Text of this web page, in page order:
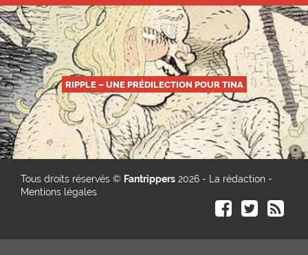
RIPPLE – UNE PRÉDILECTION POUR TINA
Tous droits réservés © Fantrippers 2026 - La rédaction -
Mentions légales